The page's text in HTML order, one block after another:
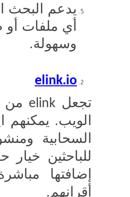
يدعم البحث
أي ملفات
وسهولة.
elink.io
تجعل elink من
الويب. يمكنهم
السحابية
للباحثين
إضافتها
أقرانهم.